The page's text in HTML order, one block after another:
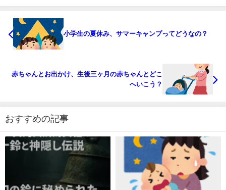
小学生の夏休み、サマーキャンプってどうなの？
赤ちゃんとお出かけ、生後三ヶ月の赤ちゃんとどこ
へいこう？
おすすめの記事